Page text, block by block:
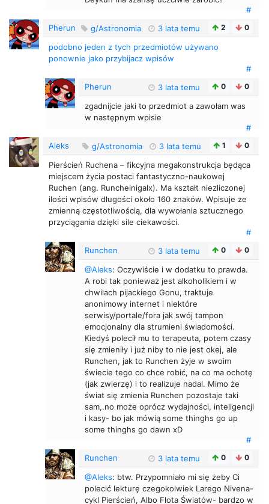
#
Pherun
g/Astronomia 3 lata temu 2 0
podobno jeden z tych przedmiotów używano
ponownie jako przybijacz wpisów
#
Pherun
3 lata temu 0 0
zgadnijcie jaki to przedmiot a zawołam was
w następnym wpisie
#
Aleks
g/Astronomia 3 lata temu 1 0
Pierścień Ruchena – fikcyjna megakonstrukcja będąca
miejscem życia postaci fantastyczno-naukowej
Ruchen (ang. Runcheinigalx). Ma kształt niezliczonej
ilości wpisów długości około 160 znaków. Wpisuje ze
zmienną częstotliwością, dla wywołania sztucznego
przyciągania dzięki sile ciekawości.
#
Runchen
3 lata temu 0 0
@Aleks: Oczywiście i w dodatku to prawda.
A robi tak ponieważ jest alkoholikiem i w
chwilach pijackiego Gonu, traktuje
anonimowy internet i niektóre
serwisy/portale/fora jak swój tampon
emocjonalny dla strumieni świadomości.
Kiedyś polecił mu to terapeuta, potem czasy
się zmieniły i już niby to nie jest okej, ale
Runchen, jak to Runchen żyje w swoim
świecie tego co chce robić, na co ma ochotę
(jak zwierzę) i to realizuje nadal. Mimo że
świat się zmienia Runchen pozostaje taki
sam,.no może oprócz wydajności, inteligencji
i kasy- bo jak mówią some thinghs go up
some thinghs go dawn xD
#
Runchen
3 lata temu 0 0
@Aleks: btw. Przypomniało mi się żeby Ci
polecić lekturę czegokolwiek Larego Nivena-
cykl Pierścień, Albo Flota Światów- bardzo w